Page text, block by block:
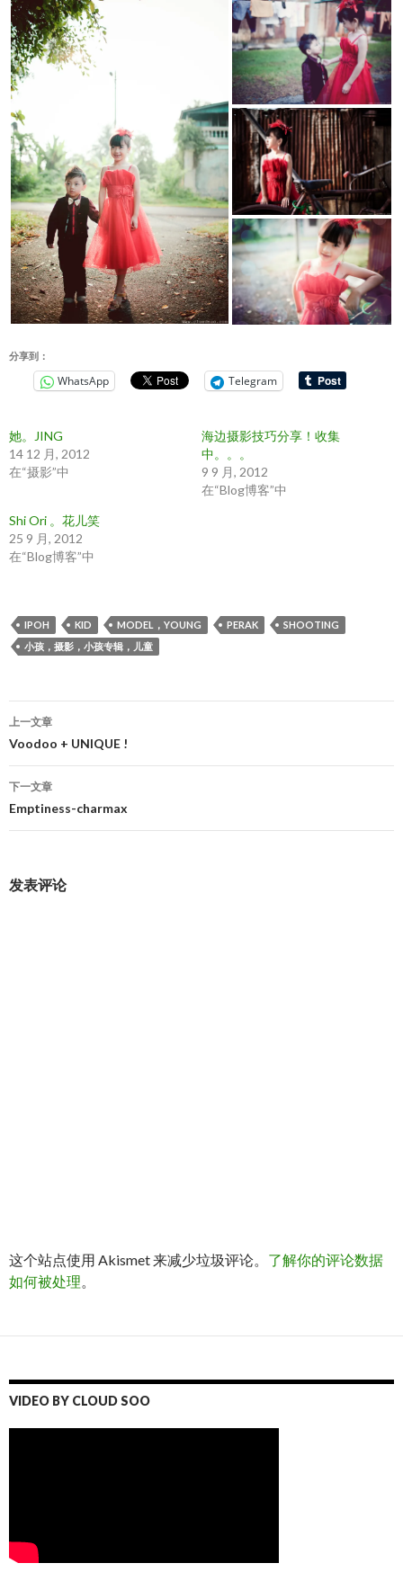
分享到：
WhatsApp Telegram
她。JING
14 12 月, 2012
在“摄影”中
海边摄影技巧分享！收集
中。。。
9 9 月, 2012
在“Blog博客”中
Shi Ori 。花儿笑
25 9 月, 2012
在“Blog博客”中
IPOH KID MODEL，YOUNG PERAK
SHOOTING
小孩，摄影，小孩专辑，儿童
文
章
导
航
上一文章
Voodoo + UNIQUE !
下一文章
Emptiness-charmax
发表评论
这个站点使用 Akismet 来减少垃圾评论。 了解你的评论数据
如何被处理。
VIDEO BY CLOUD SOO